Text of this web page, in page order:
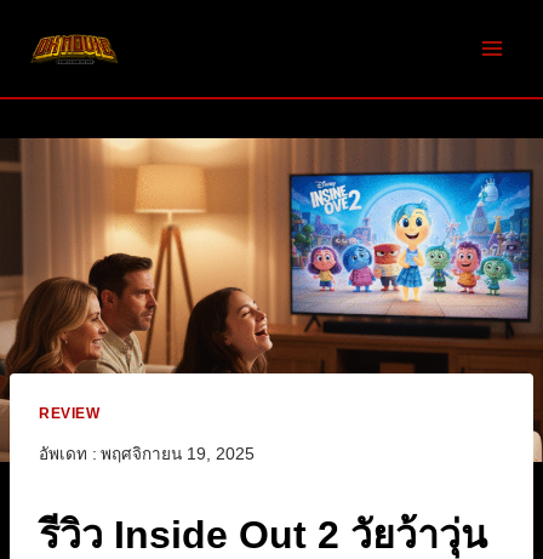
REVIEW
อัพเดท : พฤศจิกายน 19, 2025
รีวิว Inside Out 2 วัยว้าวุ่น